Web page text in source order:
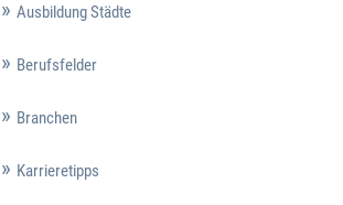
Ausbildung Städte
Berufsfelder
Branchen
Karrieretipps